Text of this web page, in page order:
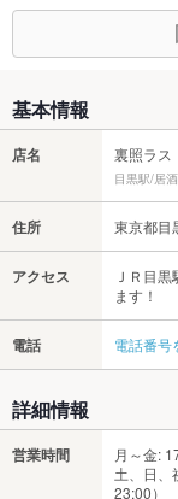
基本情報
店名 裏照ラ
目黒駅/居
住所 東京都目
アクセス
ＪＲ目
ます！
電話 電話番号
詳細情報
営業時間
月～金:
土、日、
23:00）